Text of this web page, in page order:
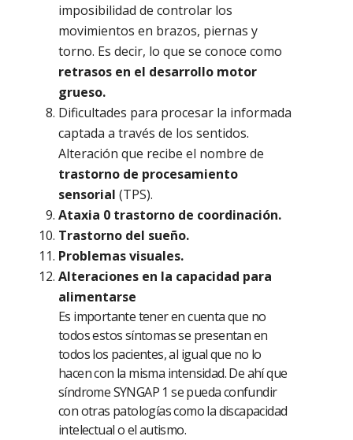
imposibilidad de controlar los
movimientos en brazos, piernas y
torno. Es decir, lo que se conoce como
retrasos en el desarrollo motor
grueso.
Dificultades para procesar la informada
captada a través de los sentidos.
Alteración que recibe el nombre de
trastorno de procesamiento
sensorial (TPS).
Ataxia 0 trastorno de coordinación.
Trastorno del sueño.
Problemas visuales.
Alteraciones en la capacidad para
alimentarse
Es importante tener en cuenta que no
todos estos síntomas se presentan en
todos los pacientes, al igual que no lo
hacen con la misma intensidad. De ahí que
síndrome SYNGAP 1 se pueda confundir
con otras patologías como la discapacidad
intelectual o el autismo.